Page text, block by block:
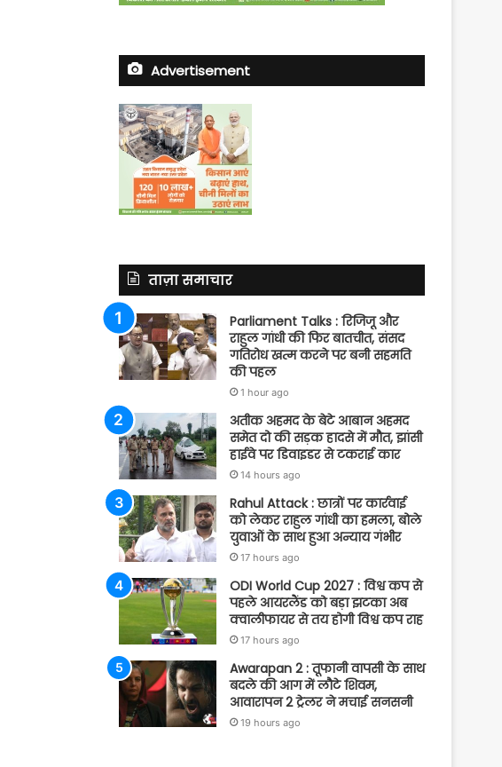
Advertisement
ताज़ा समाचार
Parliament Talks : रिजिजू और
राहुल गांधी की फिर बातचीत, संसद
गतिरोध खत्म करने पर बनी सहमति
की पहल
1 hour ago
अतीक अहमद के बेटे आबान अहमद
समेत दो की सड़क हादसे में मौत, झांसी
हाईवे पर डिवाइडर से टकराई कार
14 hours ago
Rahul Attack : छात्रों पर कार्रवाई
को लेकर राहुल गांधी का हमला, बोले
युवाओं के साथ हुआ अन्याय गंभीर
17 hours ago
ODI World Cup 2027 : विश्व कप से
पहले आयरलैंड को बड़ा झटका अब
क्वालीफायर से तय होगी विश्व कप राह
17 hours ago
Awarapan 2 : तूफानी वापसी के साथ
बदले की आग में लौटे शिवम,
आवारापन 2 ट्रेलर ने मचाई सनसनी
19 hours ago